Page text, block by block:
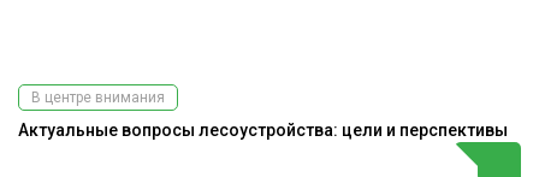
В центре внимания
Актуальные вопросы лесоустройства: цели и перспективы